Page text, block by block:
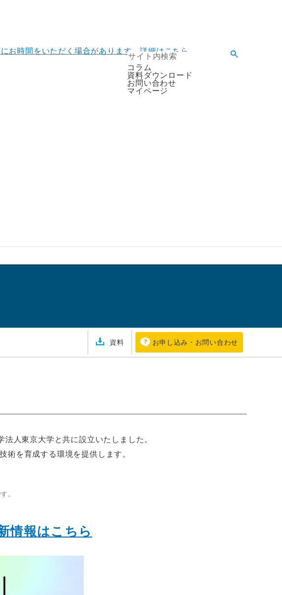
時間をいただく場合があります。詳細はこちら。
コラム
資料ダウンロード
お問い合わせ
マイページ
資料 お申し込み・お問い合わせ
法人東京大学と共に設立いたしました。
術を育成する環境を提供します。
。
情報はこちら